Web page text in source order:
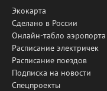
Экокарта
Сделано в России
Онлайн-табло аэропорта
Расписание электричек
Расписание поездов
Подписка на новости
Спецпроекты